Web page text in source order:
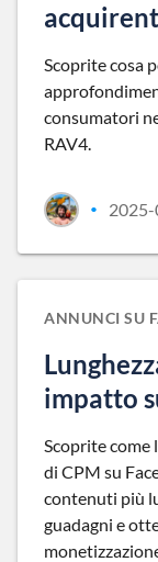
Scoprite cosa
consumatori
RAV4.
•
ANNUNCI SU
impatto
Scoprite come
di CPM su
contenuti più
guadagni e